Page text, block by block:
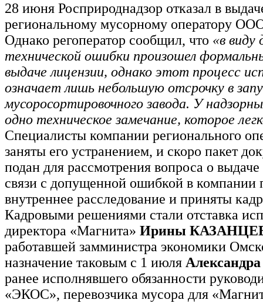
28 июня Росприроднадзор отказал в
региональному мусорному оператору
Однако регоператор сообщил, что «в виду
технической ошибки произошел
выдаче лицензии, однако этот процесс
означает лишь небольшую отсрочку в
мусоросортировочного завода. У
одно техническое замечание, которое
Специалисты компании регионального
заняты его устранением, и скоро пакет
подан для рассмотрения вопроса о
связи с допущенной ошибкой в компании
внутреннее расследование и приняты
Кадровыми решениями стали отставка
директора «Магнита» Ирины
работавшей замминистра экономики
назначение таковым с 1 июля
ранее исполнявшего обязанности
«ЭКОС», перевозчика мусора для